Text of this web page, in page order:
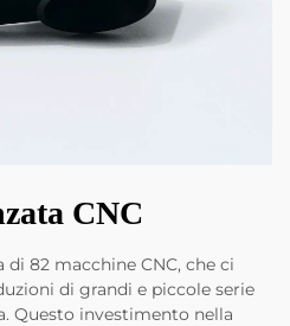
CNC
82 macchine CNC, che ci
di grandi e piccole serie
Questo investimento nella